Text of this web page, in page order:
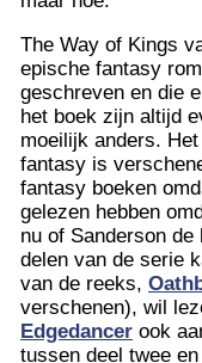
The Way of Kings
epische fantasy
geschreven en die
het boek zijn altijd
moeilijk anders.
fantasy is
fantasy boeken
gelezen hebben
nu of Sanderson
delen van de serie
van de reeks,
verschenen), wil
Edgedancer ook
tussen deel twee